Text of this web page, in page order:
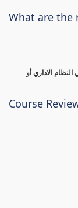
What are the
الاداري أو
Course